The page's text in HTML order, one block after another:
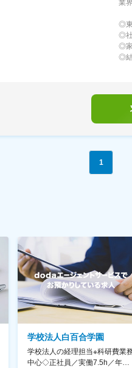
業
◎東
◎社
◎家
◎結
1
学校法人白百合学園
学校法人の経理担当※科研費業
中心◇正社員／実働7.5h／年休